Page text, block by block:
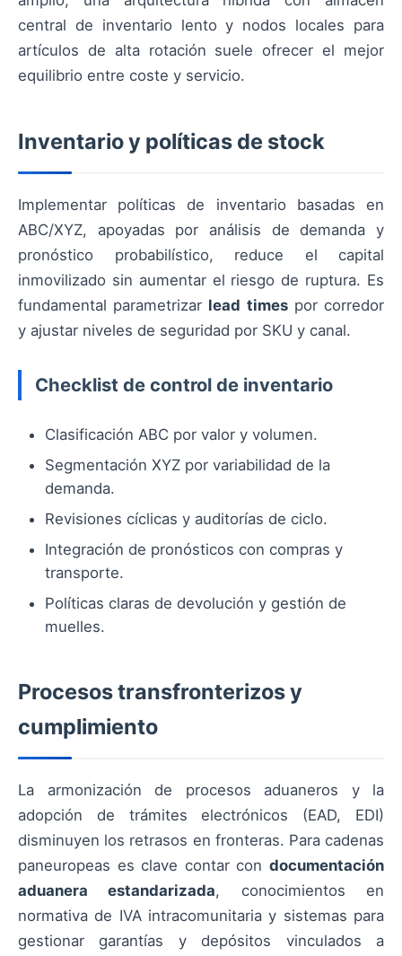
central de inventario lento y nodos locales para
artículos de alta rotación suele ofrecer el mejor
equilibrio entre coste y servicio.
Inventario y políticas de stock
Implementar políticas de inventario basadas en
ABC/XYZ, apoyadas por análisis de demanda y
pronóstico probabilístico, reduce el capital
inmovilizado sin aumentar el riesgo de ruptura. Es
fundamental parametrizar lead timespor corredor
y ajustar niveles de seguridad por SKU y canal.
Checklist de control de inventario
Clasificación ABC por valor y volumen.
Segmentación XYZ por variabilidad de la
demanda.
Revisiones cíclicas y auditorías de ciclo.
Integración de pronósticos con compras y
transporte.
Políticas claras de devolución y gestión de
muelles.
Procesos transfronterizos y
cumplimiento
La armonización de procesos aduaneros y la
adopción de trámites electrónicos (EAD, EDI)
disminuyen los retrasos en fronteras. Para cadenas
paneuropeas es clave contar con documentación
aduanera estandarizada, conocimientos en
normativa de IVA intracomunitaria y sistemas para
gestionar garantías y depósitos vinculados a